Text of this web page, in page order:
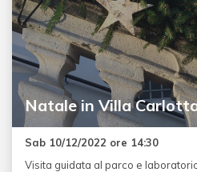
Natale in Villa
Sab 10/12/2022 ore 14:30
Visita guidata al parco e